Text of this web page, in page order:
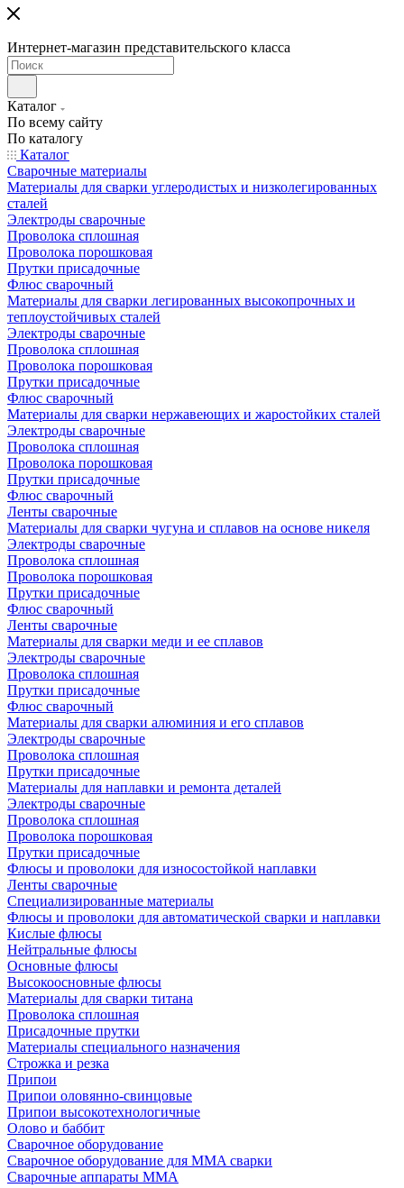
Интернет-магазин представительского класса
Каталог
По всему сайту
По каталогу
Каталог
Сварочные материалы
Материалы для сварки углеродистых и низколегированных
сталей
Электроды сварочные
Проволока сплошная
Проволока порошковая
Прутки присадочные
Флюс сварочный
Материалы для сварки легированных высокопрочных и
теплоустойчивых сталей
Электроды сварочные
Проволока сплошная
Проволока порошковая
Прутки присадочные
Флюс сварочный
Материалы для сварки нержавеющих и жаростойких сталей
Электроды сварочные
Проволока сплошная
Проволока порошковая
Прутки присадочные
Флюс сварочный
Ленты сварочные
Материалы для сварки чугуна и сплавов на основе никеля
Электроды сварочные
Проволока сплошная
Проволока порошковая
Прутки присадочные
Флюс сварочный
Ленты сварочные
Материалы для сварки меди и ее сплавов
Электроды сварочные
Проволока сплошная
Прутки присадочные
Флюс сварочный
Материалы для сварки алюминия и его сплавов
Электроды сварочные
Проволока сплошная
Прутки присадочные
Материалы для наплавки и ремонта деталей
Электроды сварочные
Проволока сплошная
Проволока порошковая
Прутки присадочные
Флюсы и проволоки для износостойкой наплавки
Ленты сварочные
Специализированные материалы
Флюсы и проволоки для автоматической сварки и наплавки
Кислые флюсы
Нейтральные флюсы
Основные флюсы
Высокоосновные флюсы
Материалы для сварки титана
Проволока сплошная
Присадочные прутки
Материалы специального назначения
Строжка и резка
Припои
Припои оловянно-свинцовые
Припои высокотехнологичные
Олово и баббит
Сварочное оборудование
Сварочное оборудование для MMA сварки
Сварочные аппараты MMA